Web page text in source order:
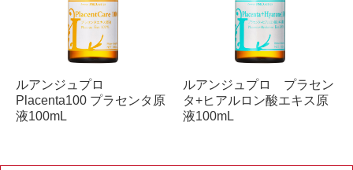
ルアンジュプロ
Placenta100 プラセンタ原
液100mL
ルアンジュプロ プラセン
タ+ヒアルロン酸エキス原
液100mL